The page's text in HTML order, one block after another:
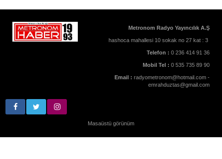
Metronom Radyo Yayıncılık A.Ş
hashoca mahallesi 10 sokak no 27 kat : 3
Telefon : 0 236 414 91 36
Mobil Tel : 0 535 735 89 90
Email : radyometronom@hotmail.com -
emrahduztas@gmail.com
Masaüstü görünüm